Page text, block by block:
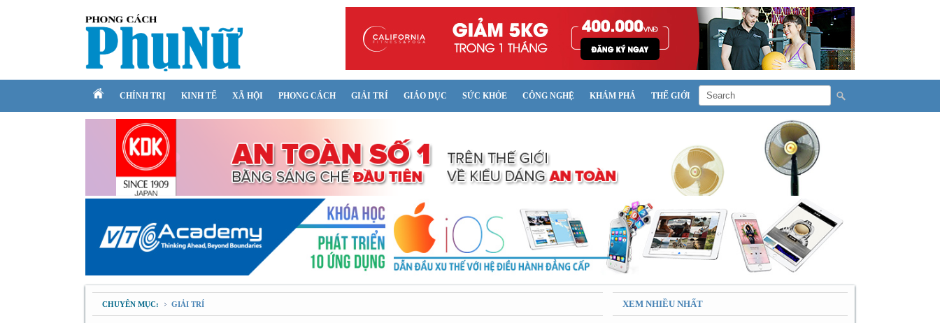
CHÍNH TRỊ KINH TẾ XÃ HỘI PHONG CÁCH GIẢI TRÍ GIÁO DỤC SỨC KHỎE CÔNG NGHỆ KHÁM PHÁ THẾ GIỚI
CHUYÊN MỤC: GIẢI TRÍ XEM NHIỀU NHẤT